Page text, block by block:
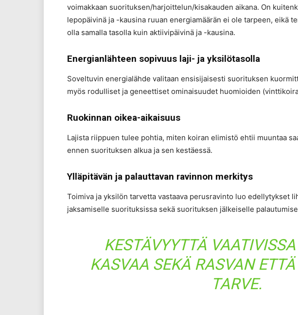
voimakkaan suorituksen/harjoittelun/kisakauden aikana. On
lepopäivinä ja -kausina ruuan energiamäärän ei ole tarpeen, eikä
olla samalla tasolla kuin aktiivipäivinä ja -kausina.
Energianlähteen sopivuus laji- ja yksilötasolla
Soveltuvin energialähde valitaan ensisijaisesti suorituksen
myös rodulliset ja geneettiset ominaisuudet huomioiden
Ruokinnan oikea-aikaisuus
Lajista riippuen tulee pohtia, miten koiran elimistö ehtii muuntaa
ennen suorituksen alkua ja sen kestäessä.
Ylläpitävän ja palauttavan ravinnon merkitys
Toimiva ja yksilön tarvetta vastaava perusravinto luo edellytykset
jaksamiselle suorituksissa sekä suorituksen jälkeiselle
KESTÄVYYTTÄ
KASVAA SEKÄ RASVAN
TARVE.